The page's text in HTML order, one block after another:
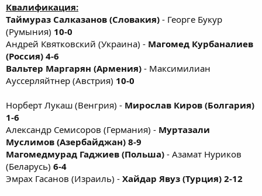
Квалификация:
Таймураз Салказанов (Словакия) - Георге Букур
(Румыния) 10-0
Андрей Квятковский (Украина) - Магомед Курбаналиев
(Россия) 4-6
Вальтер Маргарян (Армения) - Максимилиан
Ауссерляйтнер (Австрия) 10-0
Норберт Лукаш (Венгрия) - Мирослав Киров (Болгария)
1-6
Александр Семисоров (Германия) - Муртазали
Муслимов (Азербайджан) 8-9
Магомедмурад Гаджиев (Польша) - Азамат Нуриков
(Беларусь) 6-4
Эмрах Гасанов (Израиль) - Хайдар Явуз (Турция) 2-12